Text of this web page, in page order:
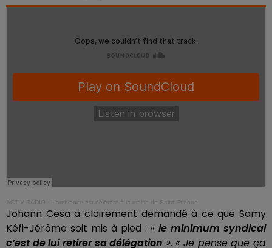
ACTIV RADIO L'ambiance est délétère à la mairie de Saint-Etienne
Johann Cesa a clairement demandé à ce que Samy
Kéfi-Jérôme soit mis à pied : « le minimum syndical
c’est de lui retirer sa délégation ». « Je pense que ça